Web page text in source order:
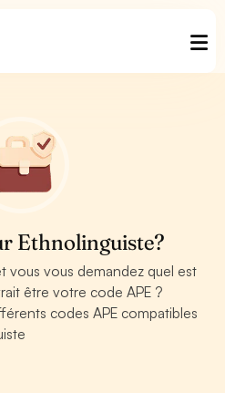
Ethnolinguiste?
vous vous demandez quel est
être votre code APE ?
codes APE compatibles